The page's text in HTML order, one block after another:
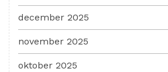
december 2025
november 2025
oktober 2025